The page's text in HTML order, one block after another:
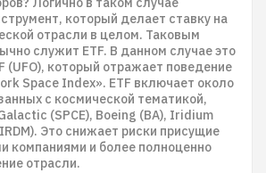
который делает ставку на
отрасли в целом. Таковым
служит ETF. В данном случае это
(UFO), который отражает поведение
Space Index». ETF включает около
с космической тематикой,
(SPCE), Boeing (BA), Iridium
Это снижает риски присущие
компаниями и более полноценно
отрасли.